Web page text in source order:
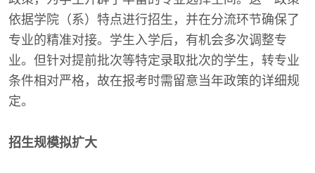
依据学院（系）特点进行招生，并在分流环节确保了
专业的精准对接。学生入学后，有机会多次调整专
业。但针对提前批次等特定录取批次的学生，转专业
条件相对严格，故在报考时需留意当年政策的详细规
定。
招生规模拟扩大